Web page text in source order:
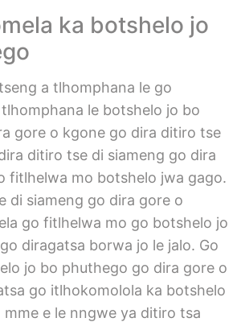
ka botshelo jo
a tlhomphana le go
le botshelo jo bo
gore o kgone go dira ditiro tse
ditiro tse di siameng go dira
fitlhelwa mo botshelo jwa gago.
di siameng go dira gore o
go fitlhelwa mo go botshelo jo
diragatsa borwa jo le jalo. Go
jo bo phuthego go dira gore o
go itlhokomolola ka botshelo
e le nngwe ya ditiro tsa